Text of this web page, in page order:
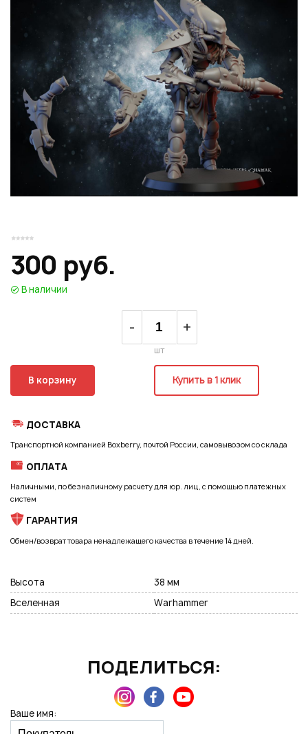
300 руб.
В наличии
- +
шт
В корзину Купить в 1 клик
ДОСТАВКА
Транспортной компанией Boxberry, почтой России, самовывозом со склада
ОПЛАТА
Наличными, по безналичному расчету для юр. лиц, с помощью платежных
систем
ГАРАНТИЯ
Обмен/возврат товара ненадлежащего качества в течение 14 дней.
Высота
38 мм
Вселенная
Warhammer
ПОДЕЛИТЬСЯ:
Ваше имя:
Накопительные скидки
Розыгрыши подарков
Доступ в закрытый клуб
ВОЙТИ ЧЕРЕЗ GOOGLE
Подписаться на новые возможности
Нажимая на кнопку "Отправить", вы даете согласие на обработку
Нажимая на кнопку "Отправить", вы даете согласие на обработку
персональных данных
Отправить
Нажимая на кнопку "Отправить", вы даете согласие на обработку
персональных данных
Или войти через соц сети
ВОЙТИ ЧЕРЕЗ GOOGLE
Отправить
Нажимая на кнопку "Отправить", вы даете согласие на обработку
персональных данных